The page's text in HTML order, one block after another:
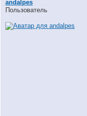
andalpes
Пользователь